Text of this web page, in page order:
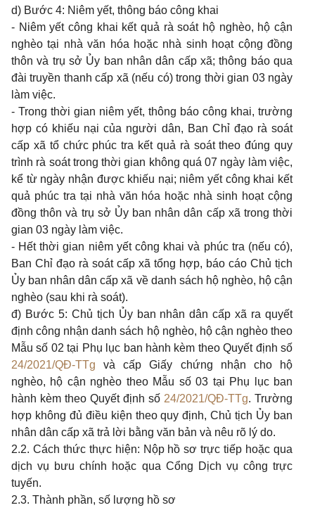
d) Bước 4: Niêm yết, thông báo công khai
- Niêm yết công khai kết quả rà soát hộ nghèo, hộ cận
nghèo tại nhà văn hóa hoặc nhà sinh hoạt cộng đồng
thôn và trụ sở Ủy ban nhân dân cấp xã; thông báo qua
đài truyền thanh cấp xã (nếu có) trong thời gian 03 ngày
làm việc.
- Trong thời gian niêm yết, thông báo công khai, trường
hợp có khiếu nại của người dân, Ban Chỉ đạo rà soát
cấp xã tổ chức phúc tra kết quả rà soát theo đúng quy
trình rà soát trong thời gian không quá 07 ngày làm việc,
kể từ ngày nhận được khiếu nại; niêm yết công khai kết
quả phúc tra tại nhà văn hóa hoặc nhà sinh hoạt cộng
đồng thôn và trụ sở Ủy ban nhân dân cấp xã trong thời
gian 03 ngày làm việc.
- Hết thời gian niêm yết công khai và phúc tra (nếu có),
Ban Chỉ đạo rà soát cấp xã tổng hợp, báo cáo Chủ tịch
Ủy ban nhân dân cấp xã về danh sách hộ nghèo, hộ cận
nghèo (sau khi rà soát).
đ) Bước 5: Chủ tịch Ủy ban nhân dân cấp xã ra quyết
định công nhận danh sách hộ nghèo, hộ cận nghèo theo
Mẫu số 02 tại Phụ lục ban hành kèm theo Quyết định số
24/2021/QĐ-TTg và cấp Giấy chứng nhận cho hộ
nghèo, hộ cận nghèo theo Mẫu số 03 tại Phụ lục ban
hành kèm theo Quyết định số 24/2021/QĐ-TTg. Trường
hợp không đủ điều kiện theo quy định, Chủ tịch Ủy ban
nhân dân cấp xã trả lời bằng văn bản và nêu rõ lý do.
2.2. Cách thức thực hiện: Nộp hồ sơ trực tiếp hoặc qua
dịch vụ bưu chính hoặc qua Cổng Dịch vụ công trực
tuyến.
2.3. Thành phần, số lượng hồ sơ